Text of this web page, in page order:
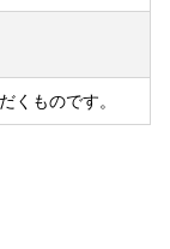
くものです。